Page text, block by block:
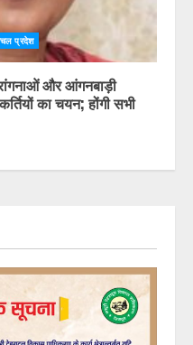
प्रदेश
और आंगनबाड़ी
का चयन; होंगी सभी